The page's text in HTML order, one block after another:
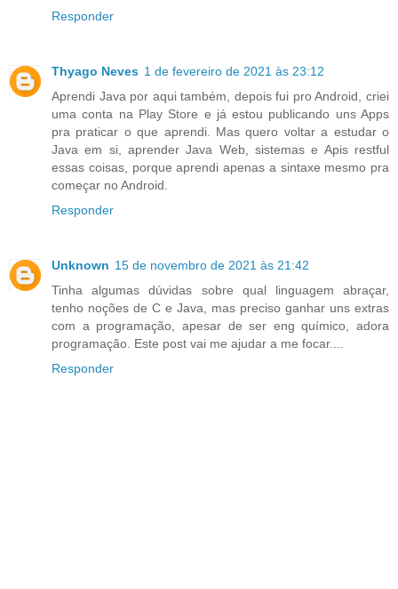
Responder
Thyago Neves 1 de fevereiro de 2021 às 23:12
Aprendi Java por aqui também, depois fui pro Android, criei
uma conta na Play Store e já estou publicando uns Apps
pra praticar o que aprendi. Mas quero voltar a estudar o
Java em si, aprender Java Web, sistemas e Apis restful
essas coisas, porque aprendi apenas a sintaxe mesmo pra
começar no Android.
Responder
Unknown 15 de novembro de 2021 às 21:42
Tinha algumas dúvidas sobre qual linguagem abraçar,
tenho noções de C e Java, mas preciso ganhar uns extras
com a programação, apesar de ser eng químico, adora
programação. Este post vai me ajudar a me focar....
Responder